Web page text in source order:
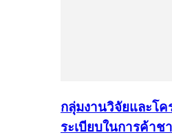
กลุ่มงานวิจัยและโ
ระเบียบในการค้า